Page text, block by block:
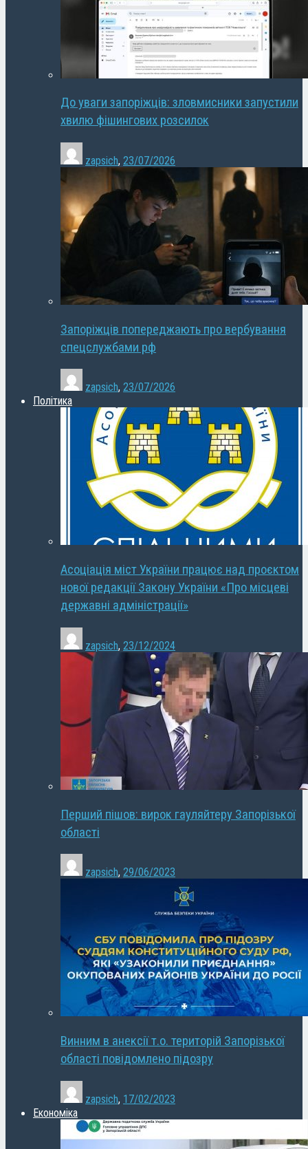
До уваги запоріжців: зловмисники запустили
хвилю фішингових розсилок
zapsich, 23/07/2026
Запоріжців попереджають про вербування
спецслужбами рф
zapsich, 23/07/2026
Політика
Асоціація міст України працює над проєктом
нової редакції Закону України «Про місцеві
державні адміністрації»
zapsich, 23/12/2024
Перший пішов: вирок гауляйтеру Запорізької
області
zapsich, 29/06/2023
Винним в анексії т.о. територій Запорізької
області повідомлено підозру
zapsich, 17/02/2023
Економіка